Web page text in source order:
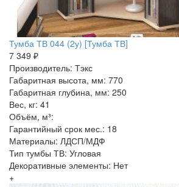
Тумба ТВ 044 (2у) [Тумба ТВ]
7 349 ₽
Производитель: Тэкс
Габаритная высота, мм: 770
Габаритная глубина, мм: 250
Вес, кг: 41
Объём, м³:
Гарантийный срок мес.: 18
Материалы: ЛДСП/МДФ
Тип тумбы ТВ: Угловая
Декоративные элементы: Нет
+